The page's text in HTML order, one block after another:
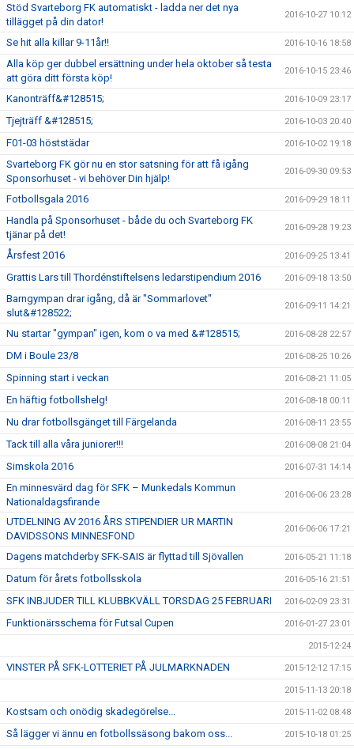
Stöd Svarteborg FK automatiskt - ladda ner det nya
tillägget på din dator!
2016-10-27 10:12
Se hit alla killar 9-11år!! 2016-10-16 18:58
Alla köp ger dubbel ersättning under hela oktober så testa
att göra ditt första köp!
2016-10-15 23:46
Kanonträff&#128515; 2016-10-09 23:17
Tjejträff &#128515; 2016-10-03 20:40
F01-03 höststädar 2016-10-02 19:18
Svarteborg FK gör nu en stor satsning för att få igång
Sponsorhuset - vi behöver Din hjälp!
2016-09-30 09:53
Fotbollsgala 2016 2016-09-29 18:11
Handla på Sponsorhuset - både du och Svarteborg FK
tjänar på det!
2016-09-28 19:23
Årsfest 2016 2016-09-25 13:41
Grattis Lars till Thordénstiftelsens ledarstipendium 2016 2016-09-18 13:50
Barngympan drar igång, då är "Sommarlovet"
slut&#128522;
2016-09-11 14:21
Nu startar "gympan" igen, kom o va med &#128515; 2016-08-28 22:57
DM i Boule 23/8 2016-08-25 10:26
Spinning start i veckan 2016-08-21 11:05
En häftig fotbollshelg! 2016-08-18 00:11
Nu drar fotbollsgänget till Färgelanda 2016-08-11 23:55
Tack till alla våra juniorer!!! 2016-08-08 21:04
Simskola 2016 2016-07-31 14:14
En minnesvärd dag för SFK – Munkedals Kommun
Nationaldagsfirande
2016-06-06 23:28
UTDELNING AV 2016 ÅRS STIPENDIER UR MARTIN
DAVIDSSONS MINNESFOND
2016-06-06 17:21
Dagens matchderby SFK-SAIS är flyttad till Sjövallen 2016-05-21 11:18
Datum för årets fotbollsskola 2016-05-16 21:51
SFK INBJUDER TILL KLUBBKVÄLL TORSDAG 25 FEBRUARI 2016-02-09 23:31
Funktionärsschema för Futsal Cupen 2016-01-27 23:01
2015-12-24
VINSTER PÅ SFK-LOTTERIET PÅ JULMARKNADEN 2015-12-12 17:15
2015-11-13 20:18
Kostsam och onödig skadegörelse... 2015-11-02 08:48
Så lägger vi ännu en fotbollssäsong bakom oss... 2015-10-18 01:25